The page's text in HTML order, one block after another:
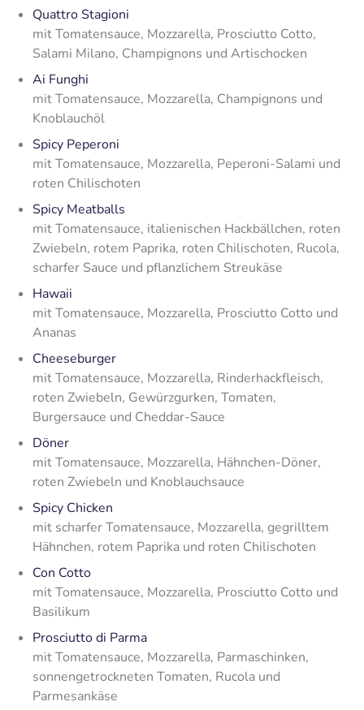
Quattro Stagioni
mit Tomatensauce, Mozzarella, Prosciutto Cotto,
Salami Milano, Champignons und Artischocken
Ai Funghi
mit Tomatensauce, Mozzarella, Champignons und
Knoblauchöl
Spicy Peperoni
mit Tomatensauce, Mozzarella, Peperoni-Salami und
roten Chilischoten
Spicy Meatballs
mit Tomatensauce, italienischen Hackbällchen, roten
Zwiebeln, rotem Paprika, roten Chilischoten, Rucola,
scharfer Sauce und pflanzlichem Streukäse
Hawaii
mit Tomatensauce, Mozzarella, Prosciutto Cotto und
Ananas
Cheeseburger
mit Tomatensauce, Mozzarella, Rinderhackfleisch,
roten Zwiebeln, Gewürzgurken, Tomaten,
Burgersauce und Cheddar-Sauce
Döner
mit Tomatensauce, Mozzarella, Hähnchen-Döner,
roten Zwiebeln und Knoblauchsauce
Spicy Chicken
mit scharfer Tomatensauce, Mozzarella, gegrilltem
Hähnchen, rotem Paprika und roten Chilischoten
Con Cotto
mit Tomatensauce, Mozzarella, Prosciutto Cotto und
Basilikum
Prosciutto di Parma
mit Tomatensauce, Mozzarella, Parmaschinken,
sonnengetrockneten Tomaten, Rucola und
Parmesankäse